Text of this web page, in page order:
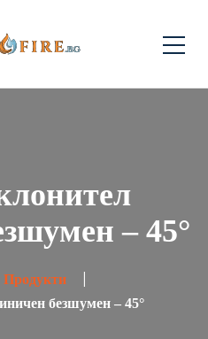
– 45°
Продукти
безшумен – 45°